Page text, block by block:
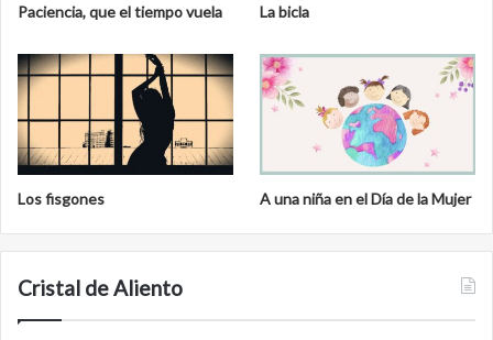
Paciencia, que el tiempo vuela La bicla
Los fisgones A una niña en el Día de la Mujer
Cristal de Aliento